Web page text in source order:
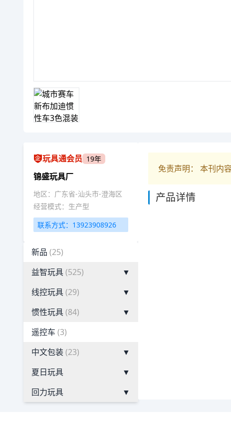
玩具通会员 19年
锦盛玩具厂
地区：广东省-汕头市-澄海区
经营模式：生产型
联系方式：13923908926
新品 (25)
益智玩具(525)
▼
线控玩具(29)
▼
惯性玩具(84)
▼
遥控车 (3)
中文包装(23)
▼
夏日玩具
▼
回力玩具
▼
免责声明： 本刊内
产品详情